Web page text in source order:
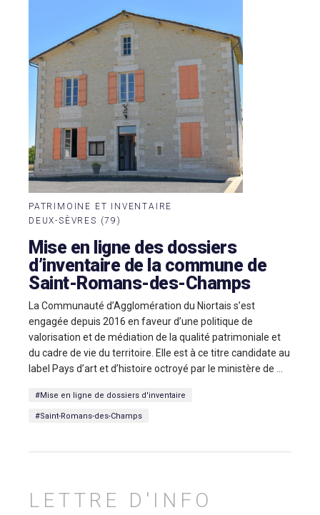
PATRIMOINE ET INVENTAIRE
DEUX-SÈVRES (79)
Mise en ligne des dossiers
d’inventaire de la commune de
Saint-Romans-des-Champs
La Communauté d’Agglomération du Niortais s’est
engagée depuis 2016 en faveur d’une politique de
valorisation et de médiation de la qualité patrimoniale et
du cadre de vie du territoire. Elle est à ce titre candidate au
label Pays d’art et d’histoire octroyé par le ministère de ...
#Mise en ligne de dossiers d'inventaire
#Saint-Romans-des-Champs
LETTRE D'INFO